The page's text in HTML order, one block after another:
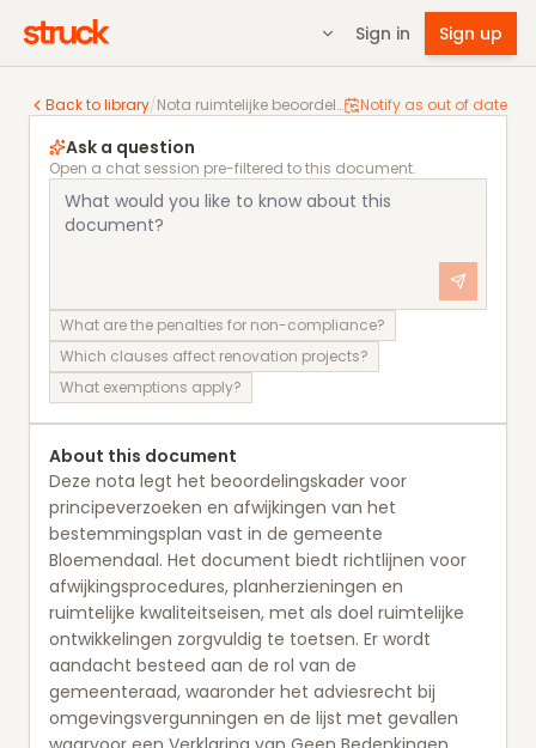
Sign in Sign up
Back to library/ Nota ruimtelijke beoordeling 2023 Notify as out of date
Nota ruimtelijke beoordeling 2023
Ask a question
Open a chat session pre-filtered to this document.
What are the penalties for non-compliance?
Which clauses affect renovation projects?
What exemptions apply?
About this document
Deze nota legt het beoordelingskader voor
principeverzoeken en afwijkingen van het
bestemmingsplan vast in de gemeente
Bloemendaal. Het document biedt richtlijnen voor
afwijkingsprocedures, planherzieningen en
ruimtelijke kwaliteitseisen, met als doel ruimtelijke
ontwikkelingen zorgvuldig te toetsen. Er wordt
aandacht besteed aan de rol van de
gemeenteraad, waaronder het adviesrecht bij
omgevingsvergunningen en de lijst met gevallen